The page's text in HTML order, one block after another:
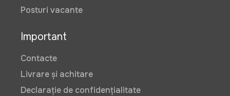
Posturi vacante
Important
Contacte
Livrare și achitare
Declarație de confidențialitate